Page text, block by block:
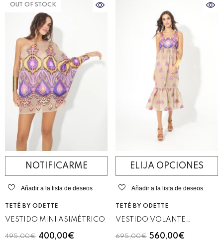
OUT OF STOCK
NOTIFICARME
Añadir a la lista de deseos
VENDEDOR:
TETÉ BY ODETTE
VESTIDO MINI ASIMÉTRICO
495,00€ 400,00€
ELIJA OPCIONES
Añadir a la lista de deseos
VENDEDOR:
TETÉ BY ODETTE
VESTIDO VOLANTE
TIRANTES
695,00€ 560,00€